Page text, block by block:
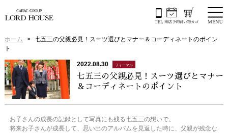
ホーム
七五三の父親必見！スーツ選びとマナー＆コーディネートのポイン
ト
2022.08.30 フォーマル
七五三の父親必見！スーツ選びとマナー
＆コーディネートのポイント
お子さんの成長の記録として写真にも残る七五三の想いで。
将来お子さんが成長して、思い出のアルバムを見返した時に、父親が残念な